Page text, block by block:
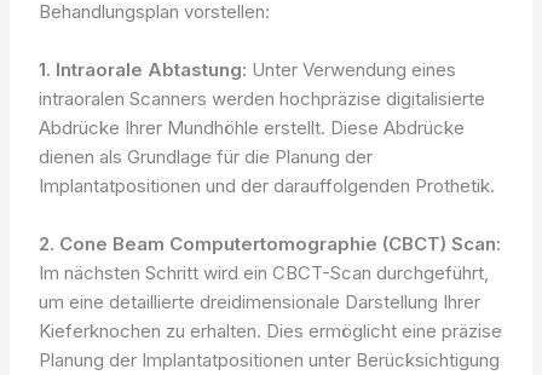
Behandlungsplan vorstellen:
1. Intraorale Abtastung: Unter Verwendung eines
intraoralen Scanners werden hochpräzise digitalisierte
Abdrücke Ihrer Mundhöhle erstellt. Diese Abdrücke
dienen als Grundlage für die Planung der
Implantatpositionen und der darauffolgenden Prothetik.
2. Cone Beam Computertomographie (CBCT) Scan:
Im nächsten Schritt wird ein CBCT-Scan durchgeführt,
um eine detaillierte dreidimensionale Darstellung Ihrer
Kieferknochen zu erhalten. Dies ermöglicht eine präzise
Planung der Implantatpositionen unter Berücksichtigung